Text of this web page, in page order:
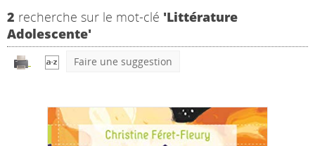
2 recherche sur le mot-clé 'Littérature
Adolescente'
Faire une suggestion